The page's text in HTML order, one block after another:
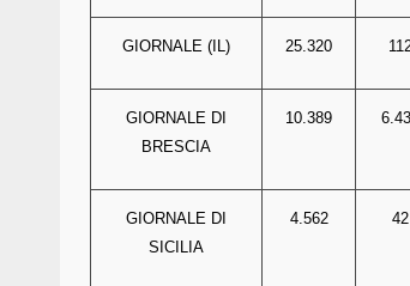
GIORNALE (IL) 25.320
GIORNALE DI
BRESCIA
10.389
GIORNALE DI
SICILIA
4.562 42